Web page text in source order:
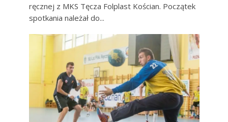
ręcznej z MKS Tęcza Folplast Kościan. Początek
spotkania należał do...